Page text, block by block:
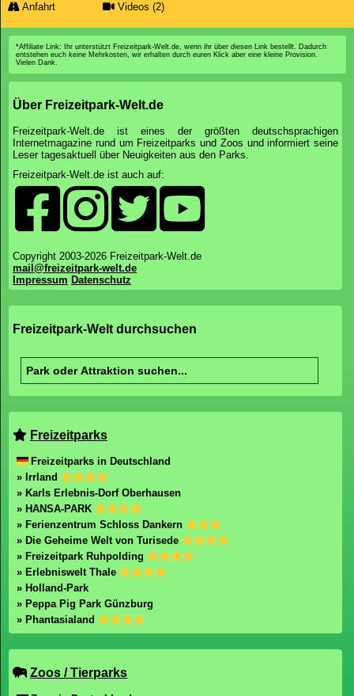
Anfahrt Videos (2)
*Affiliate Link: Ihr unterstützt Freizeitpark-Welt.de, wenn ihr über diesen Link bestellt. Dadurch
entstehen euch keine Mehrkosten, wir erhalten durch euren Klick aber eine kleine Provision.
Vielen Dank.
Über Freizeitpark-Welt.de
Freizeitpark-Welt.de ist eines der größten deutschsprachigen
Internetmagazine rund um Freizeitparks und Zoos und informiert seine
Leser tagesaktuell über Neuigkeiten aus den Parks.
Freizeitpark-Welt.de ist auch auf:
Copyright 2003-2026 Freizeitpark-Welt.de
mail@freizeitpark-welt.de
Impressum Datenschutz
Freizeitpark-Welt durchsuchen
Freizeitparks
Freizeitparks in Deutschland
» Irrland
» Karls Erlebnis-Dorf Oberhausen
» HANSA-PARK
» Ferienzentrum Schloss Dankern
» Die Geheime Welt von Turisede
» Freizeitpark Ruhpolding
» Erlebniswelt Thale
» Holland-Park
» Peppa Pig Park Günzburg
» Phantasialand
Zoos / Tierparks